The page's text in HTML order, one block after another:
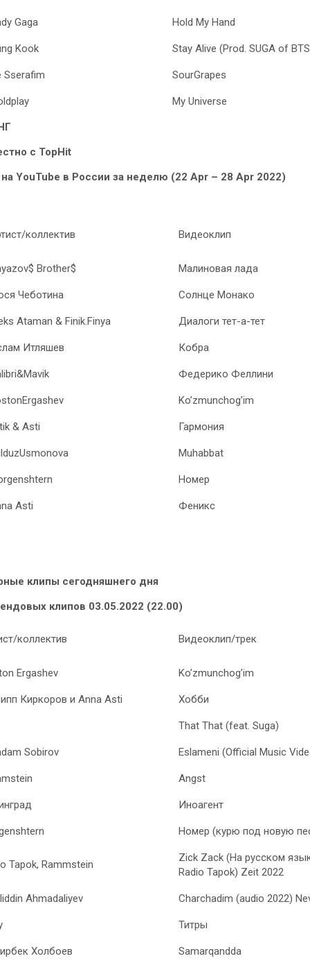
Gaga Hold My Hand
Kook Stay Alive (Prod. SUGA of
Sserafim SourGrapes
My Universe
с TopHit
YouTube в России за неделю (22 Apr – 28 Apr 2022)
коллектив Видеоклип
Brother$ Малиновая лада
Чеботина Солнце Монако
Ataman & Finik.Finya Диалоги тет-а-тет
Итляшев Кобра
Федерико Феллини
Ko’zmunchog’im
& Asti Гармония
Muhabbat
Номер
Asti Феникс
клипы сегодняшнего дня
клипов 03.05.2022 (22.00)
коллектив Видеоклип/трек
Ergashev Ko’zmunchog’im
Киркоров и Anna Asti Хобби
That That (feat. Suga)
Sobirov Eslameni (Official Music
Angst
Иноагент
Номер (курю под новую
Tapok, Rammstein
Zick Zack (На русском
Radio Tapok) Zeit 2022
Ahmadaliyev Charchadim (audio 2022)
Титры
Холбоев Samarqandda